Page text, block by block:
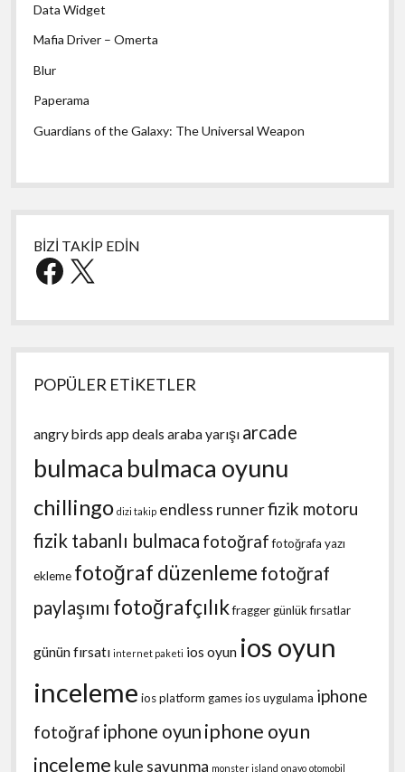
Data Widget
Mafia Driver – Omerta
Blur
Paperama
Guardians of the Galaxy: The Universal Weapon
BİZİ TAKİP EDİN
Facebook
X
POPÜLER ETİKETLER
angry birds app deals araba yarışı arcade
bulmaca bulmaca oyunu
chillingo dizi takip endless runnerfizik motoru
fizik tabanlı bulmaca fotoğraf fotoğrafa yazı
ekleme fotoğraf düzenleme fotoğraf
paylaşımı fotoğrafçılıkfraggergünlük fırsatlar
günün fırsatı internet paketi ios oyun ios oyun
inceleme ios platform gamesios uygulama iphone
fotoğraf iphone oyun iphone oyun
inceleme kule savunma monster island onavo otomobil